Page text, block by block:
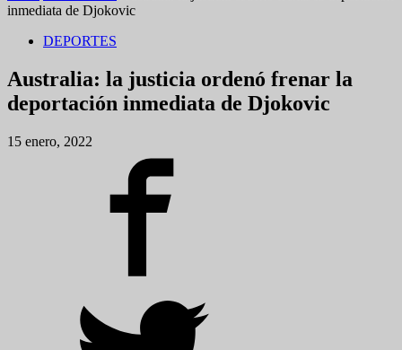
inmediata de Djokovic
DEPORTES
Australia: la justicia ordenó frenar la
deportación inmediata de Djokovic
15 enero, 2022